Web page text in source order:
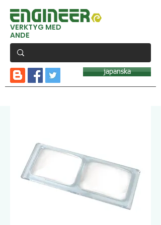
VERKTYG MED
ANDE
japanska